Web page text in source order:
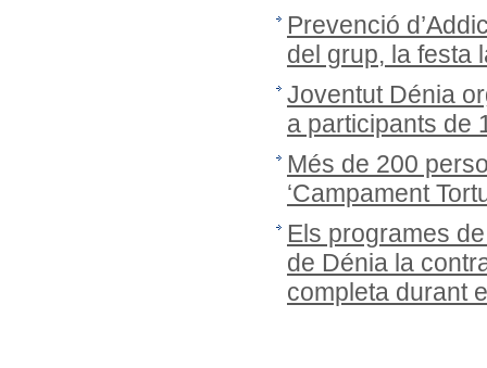
Prevenció
del grup, la festa
Joventut Dénia
a participants de
Més de 200
‘Campament
Els programes
de Dénia la
completa durant